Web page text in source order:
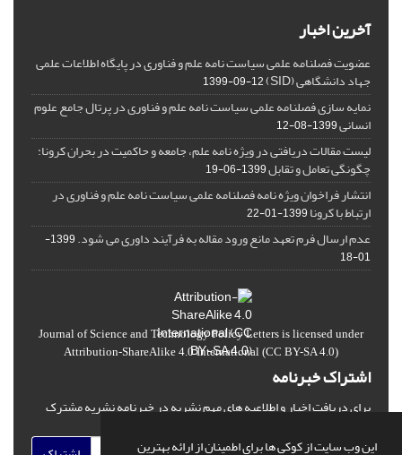
این وب سایت از کوکی ها برای اطمینان از ارائه بهترین
آخرین اخبار
عضویت فصلنامه علمی سیاست نامه علم و فناوری در پایگاه اطلاعات علمی
جهاد دانشگاهی (SID) 1399-09-12
نمایه سازی فصلنامه علمی سیاست نامه علم و فناوری در پرتال جامع علوم
انسانی1399-08-12
لیست مقالات دریافتی در ویژه نامه علم، جامعه و حاکمیت در بحران کرونا:
چگونگی تعامل و تقابل1399-06-19
انتشار فراخوان ویژه‏ نامه فصلنامه علمی سیاست نامه علم و فناوری در
ارتباط با کرونا1399-01-22
عدم ارسال فرم تعهد مانع ورود مقاله به فرآیند داوری می شود.
1399-
01-18
Journal of Science and Technology Policy Letters is licensed under
Attribution-ShareAlike 4.0 International (CC BY-SA 4.0)
اشتراک خبرنامه
برای دریافت اخبار و اطلاعیه های مهم نشریه در خبرنامه نشریه مشترک